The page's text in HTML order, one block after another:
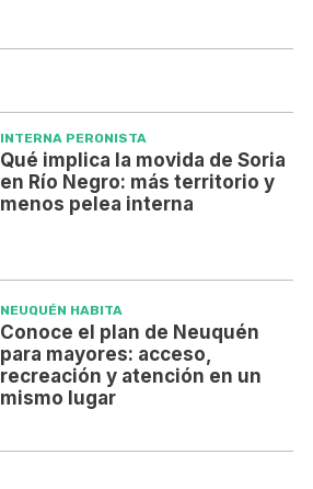
INTERNA PERONISTA
Qué implica la movida de Soria
en Río Negro: más territorio y
menos pelea interna
NEUQUÉN HABITA
Conoce el plan de Neuquén
para mayores: acceso,
recreación y atención en un
mismo lugar